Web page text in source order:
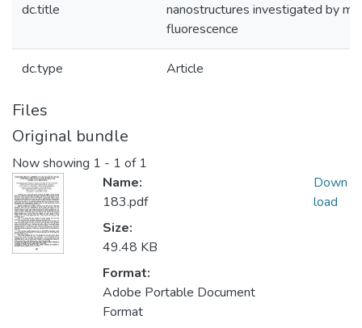
dc.title
nanostructures investigated by
fluorescence
dc.type Article
Files
Original bundle
Now showing 1 - 1 of 1
Name:
183.pdf
Size:
49.48 KB
Format:
Adobe Portable Document
Format
Down
load